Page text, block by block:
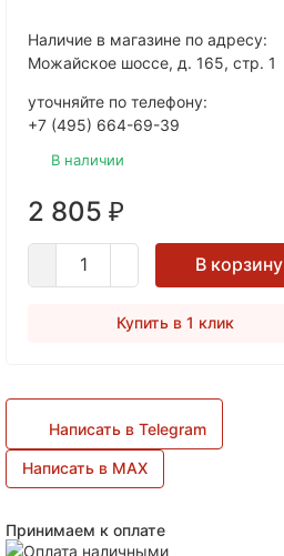
Наличие в магазине по адресу:
Можайское шоссе, д. 165, стр. 1
уточняйте по телефону:
+7 (495) 664-69-39
В наличии
2 805 ₽
В корзину
Купить в 1 клик
Написать в Telegram
Написать в MAX
Принимаем к оплате